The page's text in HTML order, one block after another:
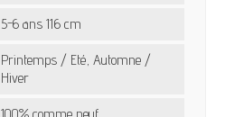
5-6 ans 116 cm
Printemps / Eté, Automne /
Hiver